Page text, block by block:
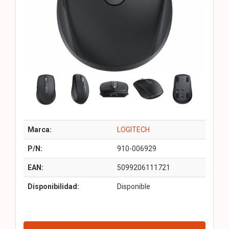
Marca: LOGITECH
P/N: 910-006929
EAN: 5099206111721
Disponibilidad: Disponible